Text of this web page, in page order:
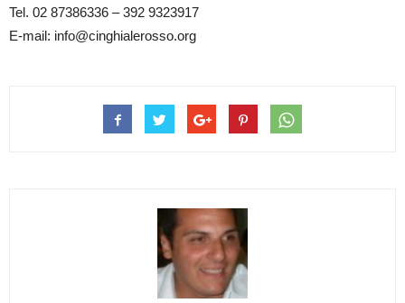
Tel. 02 87386336 – 392 9323917
E-mail: info@cinghialerosso.org